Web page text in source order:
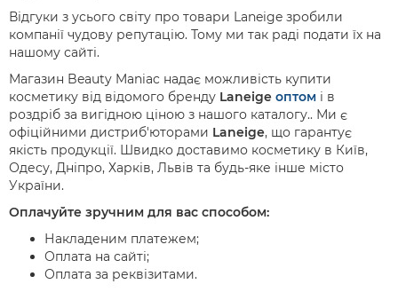
Відгуки з усього світу про товари Laneige зробили
компанії чудову репутацію. Тому ми так раді подати їх на
нашому сайті.
Магазин Beauty Maniac надає можливість купити
косметику від відомого бренду Laneige оптом і в
роздріб за вигідною ціною з нашого каталогу.. Ми є
офіційними дистриб'юторами Laneige, що гарантує
якість продукції. Швидко доставимо косметику в Київ,
Одесу, Дніпро, Харків, Львів та будь-яке інше місто
України.
Оплачуйте зручним для вас способом:
Накладеним платежем;
Оплата на сайті;
Оплата за реквізитами.